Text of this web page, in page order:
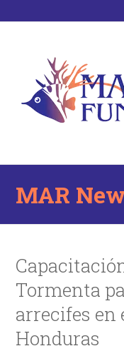
MAR
Tormenta
arrecifes en
Honduras